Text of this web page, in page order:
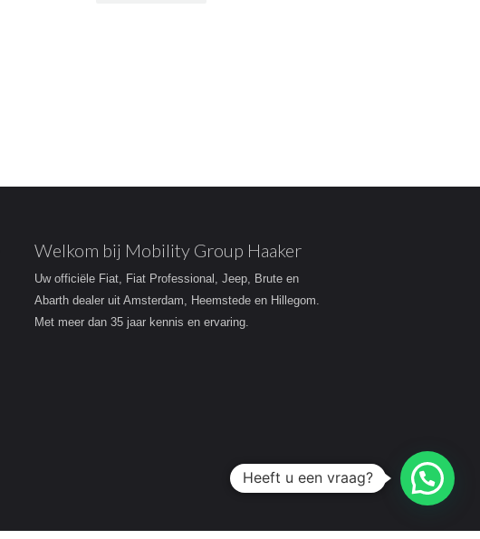
Welkom bij Mobility Group Haaker
Uw officiële Fiat, Fiat Professional, Jeep, Brute en
Abarth dealer uit Amsterdam, Heemstede en Hillegom.
Met meer dan 35 jaar kennis en ervaring.
Heeft u een vraag?